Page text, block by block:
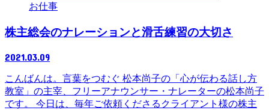
お仕事
株主総会のナレーションと滑舌練習の大切さ
2021.03.09
こんばんは。言葉をつむぐ 松本尚子の「心が伝わる話し方
教室」の主宰、フリーアナウンサー・ナレーターの松本尚子
です。 今日は、毎年ご依頼くださるクライアント様の株主